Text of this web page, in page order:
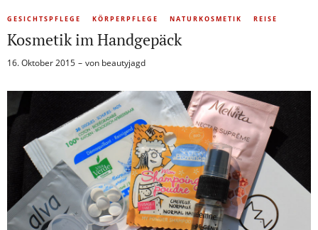
GESICHTSPFLEGE KÖRPERPFLEGE NATURKOSMETIK REISE
Kosmetik im Handgepäck
16. Oktober 2015 von beautyjagd